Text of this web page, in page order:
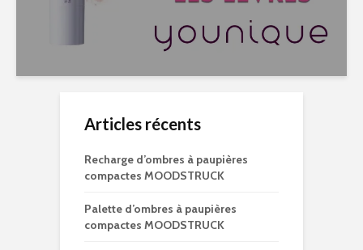
Articles récents
Recharge d’ombres à paupières
compactes MOODSTRUCK
Palette d’ombres à paupières
compactes MOODSTRUCK